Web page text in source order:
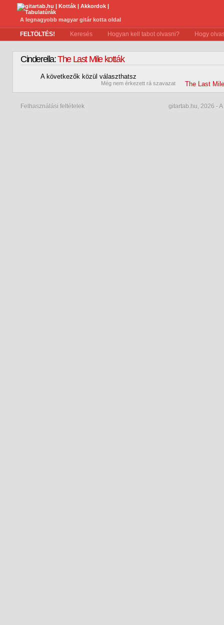
A legnagyobb magyar gitár kotta oldal
FELTÖLTÉS! Keresés Hogyan kell tabot olvasni? Hogy
Cinderella:The Last Mile kották
A következők közül választhatsz
Még nem érkezett rá szavazat The Last
Felhasználási feltételek gitartab.hu, 2026 -